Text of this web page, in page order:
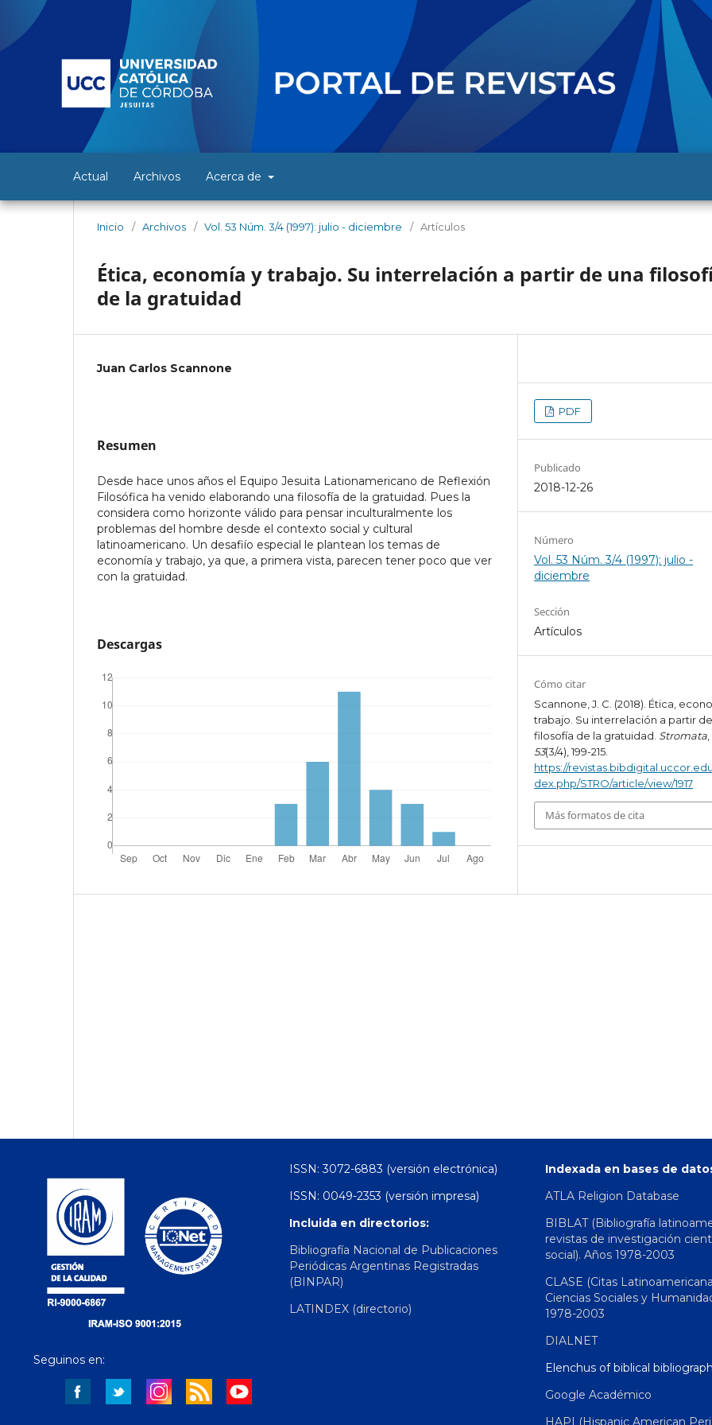
Actual Archivos Acerca de
Inicio / Archivos / Vol. 53 Núm. 3/4 (1997): julio - diciembre / Artículos
Ética, economía y trabajo. Su interrelación a partir de una
de la gratuidad
Juan Carlos Scannone
Resumen
Desde hace unos años el Equipo Jesuita Lationamericano de Reflexión
Filosófica ha venido elaborando una filosofía de la gratuidad. Pues la
considera como horizonte válido para pensar inculturalmente los
problemas del hombre desde el contexto social y cultural
latinoamericano. Un desafiío especial le plantean los temas de
economía y trabajo, ya que, a primera vista, parecen tener poco que ver
con la gratuidad.
Descargas
PDF
Publicado
2018-12-26
Número
Vol. 53 Núm. 3/4 (1997): julio -
diciembre
Sección
Artículos
Cómo citar
Scannone, J. C. (2018). Ética,
trabajo. Su interrelación a partir
filosofía de la gratuidad. Stromata
53(3/4), 199-215.
https://
dex.php/STRO/article/view/1917
Más formatos de cita
Seguinos en:
ISSN: 3072-6883 (versión electrónica)
ISSN: 0049-2353 (versión impresa)
Incluida en directorios:
Bibliografía Nacional de Publicaciones
Periódicas Argentinas Registradas
(BINPAR)
LATINDEX (directorio)
Indexada en bases de
ATLA Religion Database
BIBLAT (Bibliografía
revistas de investigación
social). Años 1978-2003
CLASE (Citas
Ciencias Sociales y
1978-2003
DIALNET
Elenchus of biblical
Google Académico
HAPI (Hispanic American